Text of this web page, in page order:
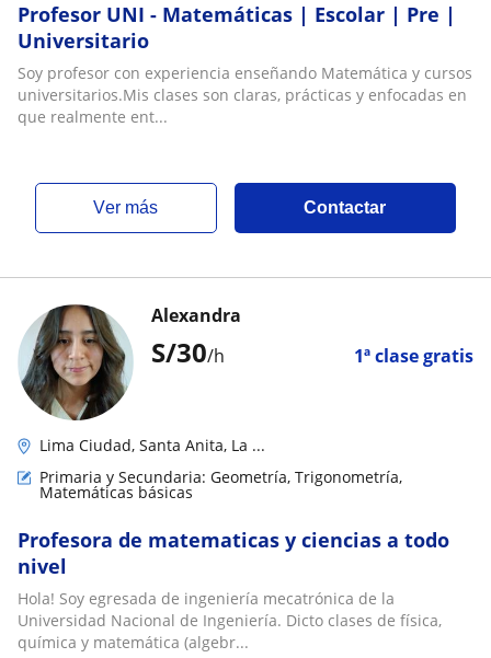
Profesor UNI - Matemáticas | Escolar | Pre |
Universitario
Soy profesor con experiencia enseñando Matemática y cursos
universitarios.Mis clases son claras, prácticas y enfocadas en
que realmente ent...
ver más Contactar
S/30/h 1ª clase gratis
Alexandra
Lima Ciudad, Santa Anita, La ...
Primaria y Secundaria: Geometría, Trigonometría,
Matemáticas básicas
Profesora de matematicas y ciencias a todo
nivel
Hola! Soy egresada de ingeniería mecatrónica de la
Universidad Nacional de Ingeniería. Dicto clases de física,
química y matemática (algebr...